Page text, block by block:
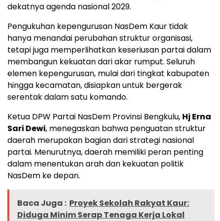
dekatnya agenda nasional 2029.
Pengukuhan kepengurusan NasDem Kaur tidak
hanya menandai perubahan struktur organisasi,
tetapi juga memperlihatkan keseriusan partai dalam
membangun kekuatan dari akar rumput. Seluruh
elemen kepengurusan, mulai dari tingkat kabupaten
hingga kecamatan, disiapkan untuk bergerak
serentak dalam satu komando.
Ketua DPW Partai NasDem Provinsi Bengkulu, Hj Erna
Sari Dewi, menegaskan bahwa penguatan struktur
daerah merupakan bagian dari strategi nasional
partai. Menurutnya, daerah memiliki peran penting
dalam menentukan arah dan kekuatan politik
NasDem ke depan.
Baca Juga : Proyek Sekolah Rakyat Kaur:
Diduga Minim Serap Tenaga Kerja Lokal